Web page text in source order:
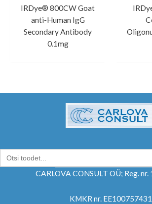
IRDye® 800CW Goat
anti-Human IgG
Secondary Antibody
0.1mg
Search
for:
CARLOVA CONSULT OÜ; Reg.
KMKR nr. EE100757431